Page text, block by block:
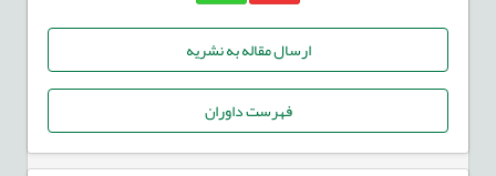
ارسال مقاله به نشریه
فهرست داوران